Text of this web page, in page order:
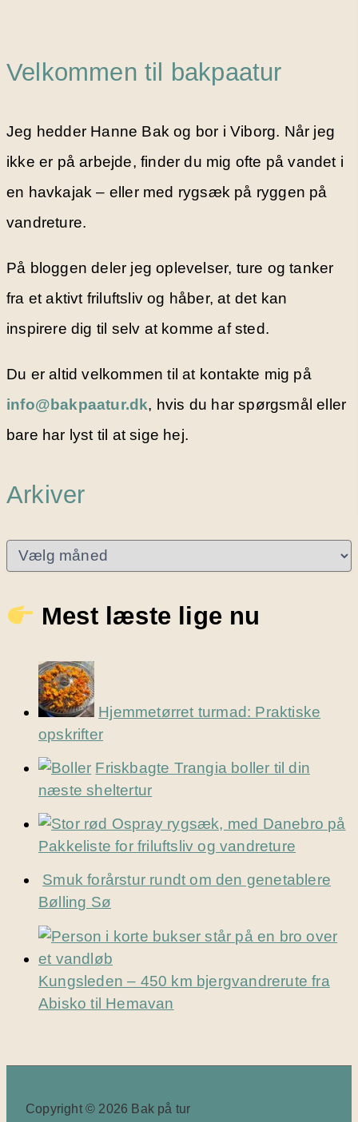
Velkommen til bakpaatur
Jeg hedder Hanne Bak og bor i Viborg. Når jeg
ikke er på arbejde, finder du mig ofte på vandet i
en havkajak – eller med rygsæk på ryggen på
vandreture.
På bloggen deler jeg oplevelser, ture og tanker
fra et aktivt friluftsliv og håber, at det kan
inspirere dig til selv at komme af sted.
Du er altid velkommen til at kontakte mig på
info@bakpaatur.dk, hvis du har spørgsmål eller
bare har lyst til at sige hej.
Arkiver
v
e
Mest læste lige nu
Hjemmetørret turmad: Praktiske
opskrifter
Friskbagte Trangia boller til din
næste sheltertur
Pakkeliste for friluftsliv og vandreture
Smuk forårstur rundt om den genetablere
Bølling Sø
Kungsleden – 450 km bjergvandrerute fra
Abisko til Hemavan
Copyright © 2026 Bak på tur